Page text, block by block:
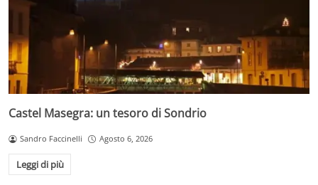
Castel Masegra: un tesoro di Sondrio
Sandro Faccinelli Agosto 6, 2026
Leggi di più